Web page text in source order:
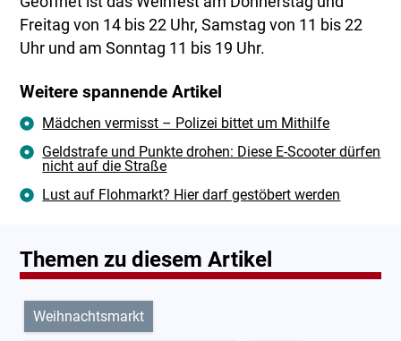
Freitag von 14 bis 22 Uhr, Samstag von 11 bis 22
Uhr und am Sonntag 11 bis 19 Uhr.
Weitere spannende Artikel
Mädchen vermisst – Polizei bittet um Mithilfe
Geldstrafe und Punkte drohen: Diese E-Scooter dürfen
nicht auf die Straße
Lust auf Flohmarkt? Hier darf gestöbert werden
Themen zu diesem Artikel
Weihnachtsmarkt